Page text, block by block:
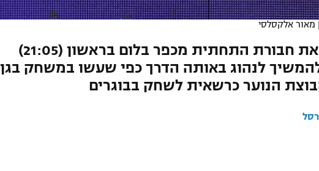
| מאור אלקסלסי
מכבי תל אביב תארח את חבורת התחתית מכפר בלום בראשון (21:05)
לנהוג באותה הדרך כפי שעשו במשחק בגן
הנוער כרשאית לשחק בבוגרים